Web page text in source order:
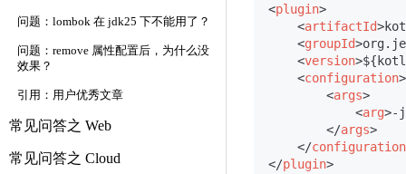
问题：lombok 在 jdk25 下不能用了？
问题：remove 属性配置后，为什么没
效果？
引用：用户优秀文章
常见问答之 Web
常见问答之 Cloud
<plugin>
<artifactId>
<groupId>
<version>
<configuration>
<args>
<arg>-
</args>
</configuration
</plugin>